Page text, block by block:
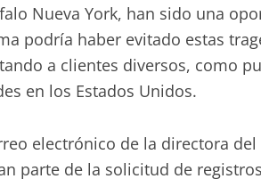
Nueva York, han sido una
podría haber evitado estas
a clientes diversos, como
en los Estados Unidos.
electrónico de la directora
parte de la solicitud de